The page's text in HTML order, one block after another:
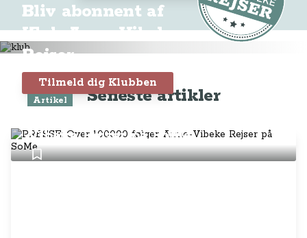
Bliv abonnent af
Klub Anne-Vibeke
Rejser
Tilmeld dig Klubben
Seneste artikler
Artikel
Vibeke Rejser på SoMe